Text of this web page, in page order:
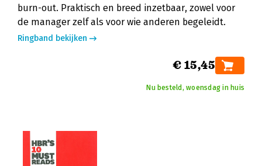
burn-out. Praktisch en breed inzetbaar, zowel voor
de manager zelf als voor wie anderen begeleidt.
Ringband bekijken
€ 15,45
Nu besteld, woensdag in huis